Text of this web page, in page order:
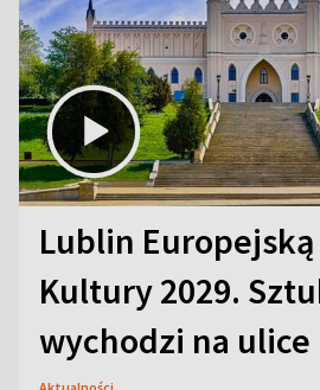
Lublin
Kultury 2029.
wychodzi na ulice